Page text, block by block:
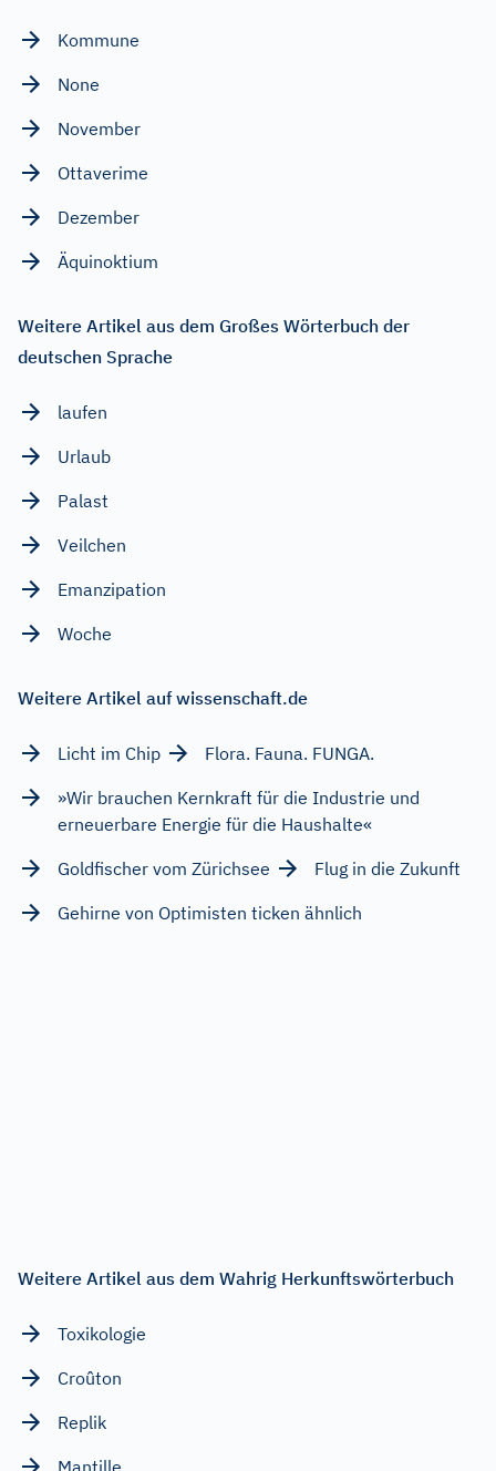
Kommune
None
November
Ottaverime
Dezember
Äquinoktium
Weitere Artikel aus dem Großes Wörterbuch der
deutschen Sprache
laufen
Urlaub
Palast
Veilchen
Emanzipation
Woche
Weitere Artikel auf wissenschaft.de
Licht im Chip
Flora. Fauna. FUNGA.
»Wir brauchen Kernkraft für die Industrie und
erneuerbare Energie für die Haushalte«
Goldfischer vom Zürichsee
Flug in die Zukunft
Gehirne von Optimisten ticken ähnlich
Weitere Artikel aus dem Wahrig Herkunftswörterbuch
Toxikologie
Croûton
Replik
Mantille